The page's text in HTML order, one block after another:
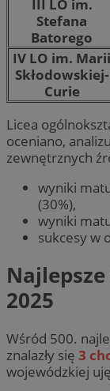
III LO im.
Stefana
Batorego
IV LO im. Marii
Skłodowskiej-
Curie
Licea
oceniano,
zewnętrznych
wyniki
(30%),
wyniki
sukcesy w
2025
Wśród 500.
znalazły się 3
wojewódzkiej